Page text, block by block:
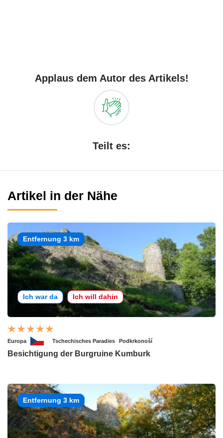
Applaus dem Autor des Artikels!
Teilt es:
Artikel in der Nähe
Entfernung 3 km
Ich war da Ich will dahin
Europa Tschechisches Paradies Podkrkonoší
Besichtigung der Burgruine Kumburk
Entfernung 3 km